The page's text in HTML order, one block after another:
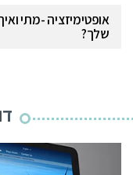
אופטימיזציה -מתי
שלך?